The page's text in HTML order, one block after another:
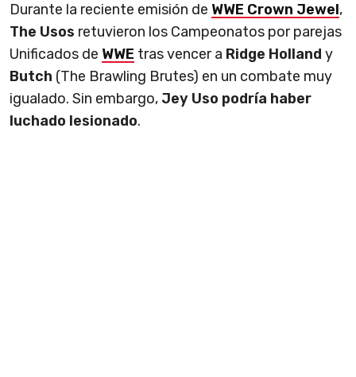
Durante la reciente emisión de WWE Crown Jewel,
The Usos retuvieron los Campeonatos por parejas
Unificados de WWE tras vencer a Ridge Holland y
Butch (The Brawling Brutes) en un combate muy
igualado. Sin embargo, Jey Uso podría haber
luchado lesionado.